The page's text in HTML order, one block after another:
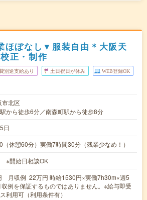
ほぼなし▼服装自由＊大阪天
正・制作
別途支給あり 土日祝日が休み WEB登録OK
市北区
から徒歩6分／南森町駅から徒歩8分
日
休憩60分）実働7時間30分（残業少なめ！）
※開始日相談OK
月収例 22万円 時給1530円×実働7h30m×週5
例を保証するものではありません。※給与即受
利用可（利用条件有）